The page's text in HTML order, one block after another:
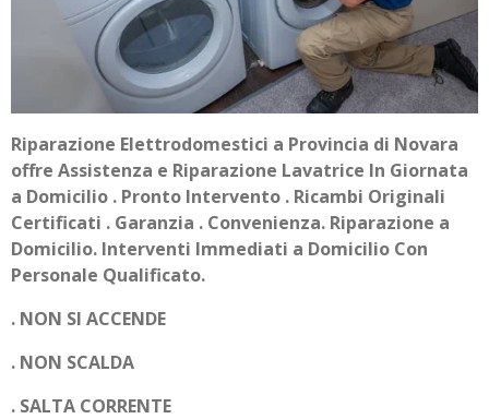
Riparazione Elettrodomestici a Provincia di Novara
offre Assistenza e Riparazione Lavatrice In Giornata
a Domicilio . Pronto Intervento . Ricambi Originali
Certificati . Garanzia . Convenienza. Riparazione a
Domicilio. Interventi Immediati a Domicilio Con
Personale Qualificato.
. NON SI ACCENDE
. NON SCALDA
. SALTA CORRENTE